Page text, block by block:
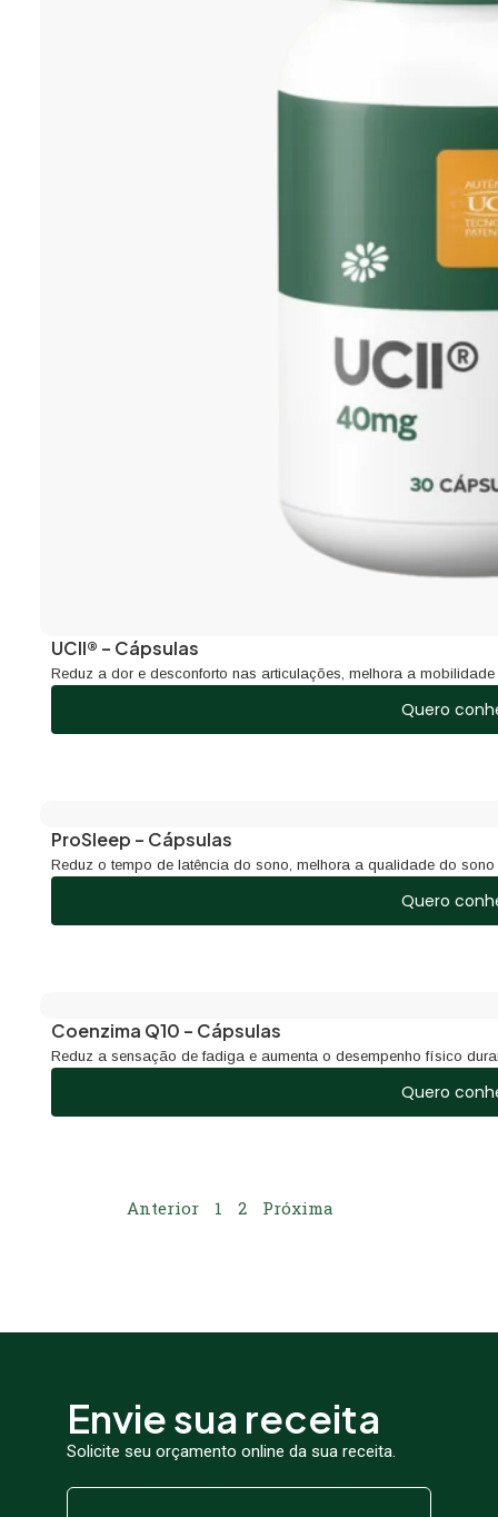
UCII® – Cápsulas
Reduz a dor e desconforto nas articulações, melhora a
Quero
ProSleep – Cápsulas
Reduz o tempo de latência do sono, melhora a qualidade do
Quero
Coenzima Q10 – Cápsulas
Reduz a sensação de fadiga e aumenta o desempenho físico
Quero
Anterior 1 2 Próxima
Envie sua receita
Solicite seu orçamento online da sua receita.